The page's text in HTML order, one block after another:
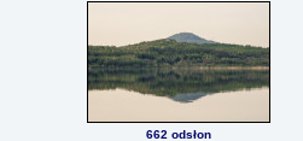
662 odsłon